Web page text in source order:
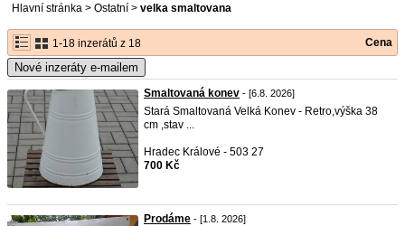
Hlavní stránka > Ostatní > velka smaltovana
1-18 inzerátů z 18 Cena
Nové inzeráty e-mailem
Smaltovaná konev - [6.8. 2026]
Stará Smaltovaná Velká Konev - Retro,výška 38
cm ,stav ...
Hradec Králové - 503 27
700 Kč
Prodáme - [1.8. 2026]